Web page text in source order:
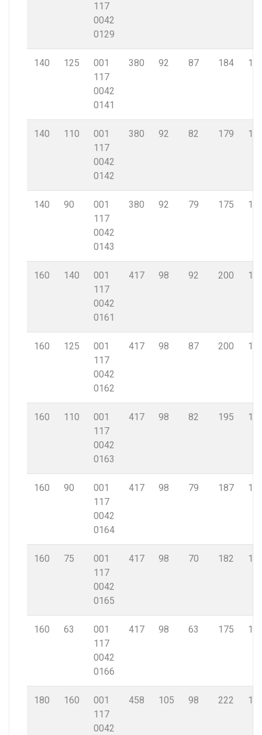
117
0042
0129
140 125
001
117
0042
0141
380 92 87 184
140 110
001
117
0042
0142
380 92 82 179
140 90
001
117
0042
0143
380 92 79 175
160 140
001
117
0042
0161
417 98 92 200
160 125
001
117
0042
0162
417 98 87 200
160 110
001
117
0042
0163
417 98 82 195
160 90
001
117
0042
0164
417 98 79 187
160 75
001
117
0042
0165
417 98 70 182
160 63
001
117
0042
0166
417 98 63 175
180 160
001
117
0042
458 105 98 222